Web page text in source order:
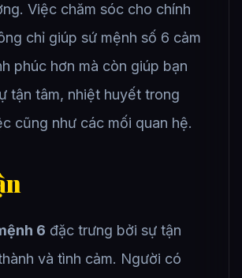
Việc chăm sóc cho chính
chỉ giúp sứ mệnh số 6 cảm
phúc hơn mà còn giúp bạn
tận tâm, nhiệt huyết trong
cũng như các mối quan hệ.
6 đặc trưng bởi sự tận
và tình cảm. Người có